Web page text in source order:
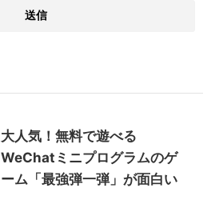
大人気！無料で遊べる
WeChatミニプログラムのゲ
ーム「最強弾一弾」が面白い